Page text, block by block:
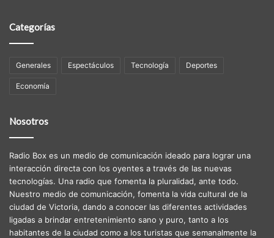
Categorías
Generales Espectáculos Tecnología Deportes
Economía
Nosotros
Radio Box es un medio de comunicación ideado para lograr una
interacción directa con los oyentes a través de las nuevas
tecnologías. Una radio que fomenta la pluralidad, ante todo.
Nuestro medio de comunicación, fomenta la vida cultural de la
ciudad de Victoria, dando a conocer las diferentes actividades
ligadas a brindar entretenimiento sano y puro, tanto a los
habitantes de la ciudad como a los turistas que semanalmente la